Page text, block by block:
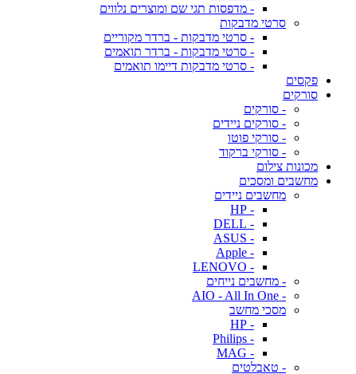
- מדפסות תגי שם ומוצרים נלווים
סרטי מדבקות
- סרטי מדבקות - ברדר מקוריים
- סרטי מדבקות - ברדר תואמים
- סרטי מדבקות דיימו תואמים
פקסים
סורקים
- סורקים
- סורקים ניידים
- סורקי פוטו
- סורקי ברקוד
מכונות צילום
מחשבים ומסכים
מחשבים ניידים
- HP
- DELL
- ASUS
- Apple
- LENOVO
- מחשבים נייחים
- AIO - All In One
מסכי מחשב
- HP
- Philips
- MAG
- טאבלטים